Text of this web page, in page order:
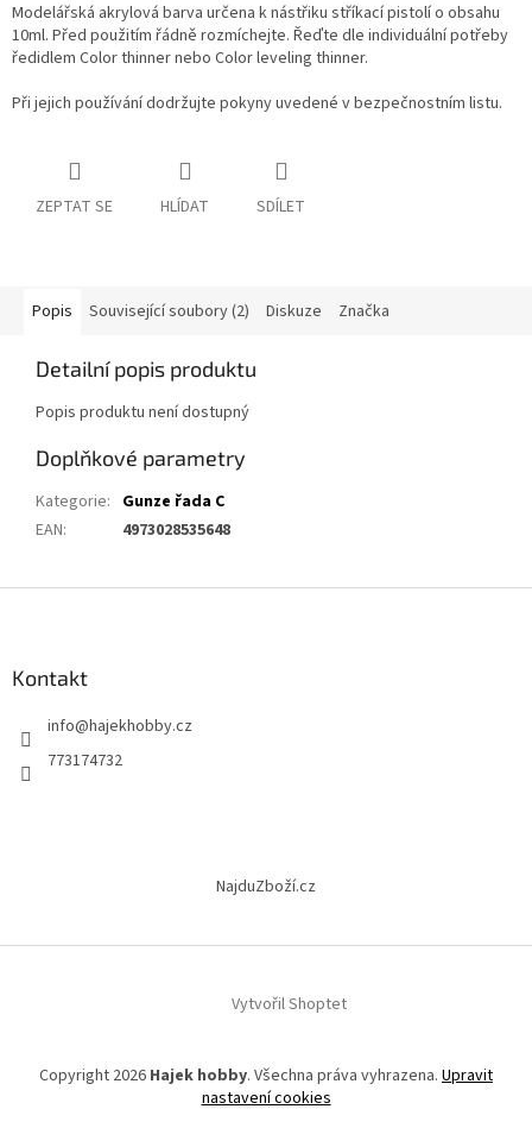
Modelářská akrylová barva určena k nástřiku stříkací pistolí o obsahu
10ml. Před použitím řádně rozmíchejte. Řeďte dle individuální potřeby
ředidlem Color thinner nebo Color leveling thinner.
Při jejich používání dodržujte pokyny uvedené v bezpečnostním listu.
ZEPTAT SE HLÍDAT SDÍLET
Popis Související soubory (2) Diskuze Značka
Detailní popis produktu
Popis produktu není dostupný
Doplňkové parametry
Kategorie: Gunze řada C
EAN: 4973028535648
Kontakt
info@hajekhobby.cz
773174732
NajduZboží.cz
Vytvořil Shoptet
Copyright 2026 Hajek hobby. Všechna práva vyhrazena. Upravit
nastavení cookies